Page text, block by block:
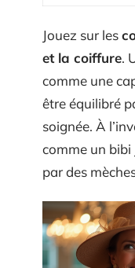
Jouez sur les
et la coiffure.
comme une
être équilibré
soignée. À
comme un bibi
par des